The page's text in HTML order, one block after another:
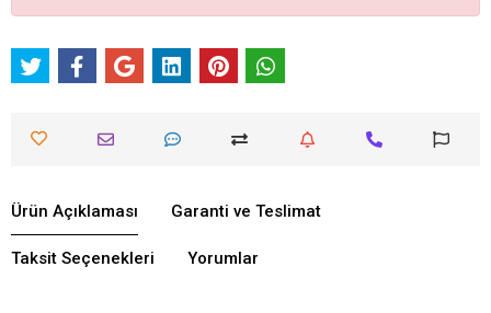
Ürün Açıklaması Garanti ve Teslimat
Taksit Seçenekleri Yorumlar